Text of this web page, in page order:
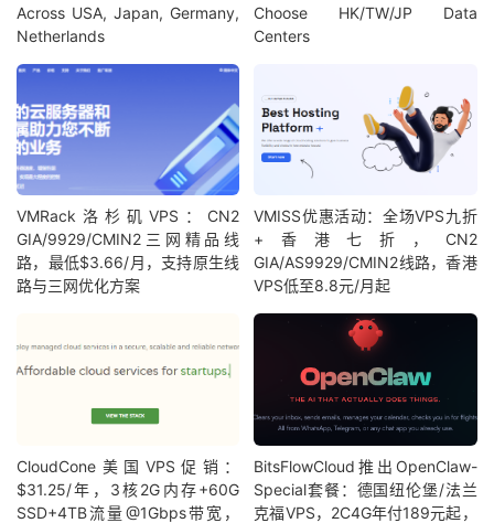
Across USA, Japan, Germany,
Netherlands
Choose HK/TW/JP Data
Centers
VMRack洛杉矶VPS：CN2
GIA/9929/CMIN2三网精品线
路，最低$3.66/月，支持原生线
路与三网优化方案
VMISS优惠活动：全场VPS九折
+香港七折，CN2
GIA/AS9929/CMIN2线路，香港
VPS低至8.8元/月起
CloudCone美国VPS促销：
$31.25/年，3核2G内存+60G
SSD+4TB流量@1Gbps带宽，
BitsFlowCloud推出OpenClaw-
Special套餐：德国纽伦堡/法兰
克福VPS，2C4G年付189元起，